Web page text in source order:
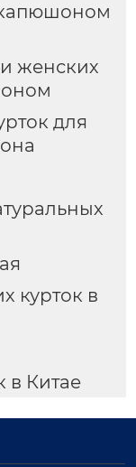
капюшоном
женских
для
курток в
в Китае